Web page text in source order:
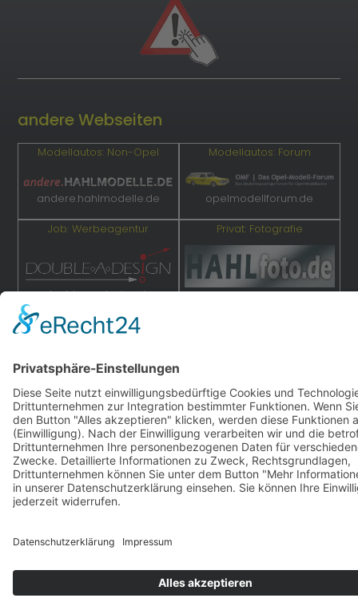
andere Webseiten
Modellautos: Non-Opel
andere.hahlmodelle.de
Modellautos: Forum
opelmodellforum.de
Job: Werbeagentur
double-a-design.de
Privat: Fotografie
hahlfoto.de
Programmierung und Design:DOUBLE-A-DESIGN
Impressum|Datenschutz|Cookies
S